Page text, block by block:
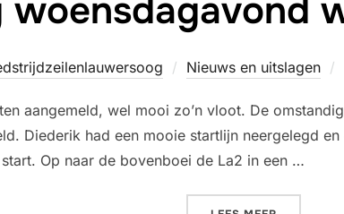
woensdagavond
Nieuws en uitslagen
aangemeld, wel mooi zo’n vloot. De
Diederik had een mooie startlijn neergelegd
Op naar de bovenboei de La2 in een …